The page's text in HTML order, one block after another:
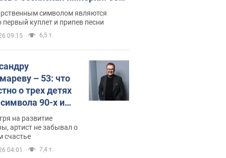
рассказывают в школе
символом являются
первый куплет и припев песни
09:15 6,5 т.
– 53: что
о трех детях
90-х и
выглядят
на развитие
артист не забывал о
счастье
04:01 7,4 т.